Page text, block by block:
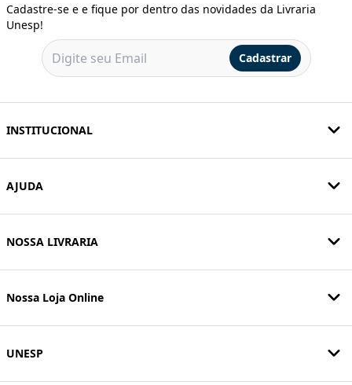
Cadastre-se e e fique por dentro das novidades da Livraria
Unesp!
Cadastrar
INSTITUCIONAL
AJUDA
NOSSA LIVRARIA
Nossa Loja Online
UNESP